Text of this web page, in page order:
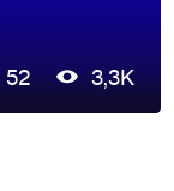
52 3,3K